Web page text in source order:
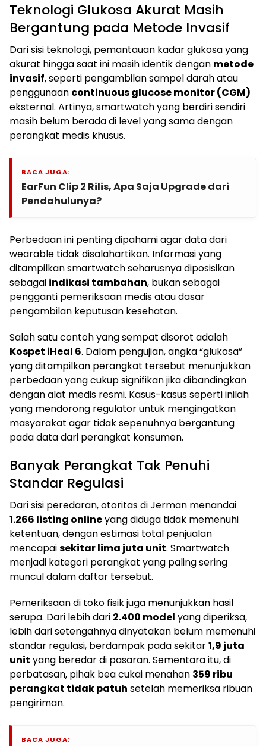
Teknologi Glukosa Akurat Masih
Bergantung pada Metode Invasif
Dari sisi teknologi, pemantauan kadar glukosa yang
akurat hingga saat ini masih identik dengan metode
invasif, seperti pengambilan sampel darah atau
penggunaan continuous glucose monitor (CGM)
eksternal. Artinya, smartwatch yang berdiri sendiri
masih belum berada di level yang sama dengan
perangkat medis khusus.
BACA JUGA:
EarFun Clip 2 Rilis, Apa Saja Upgrade dari
Pendahulunya?
Perbedaan ini penting dipahami agar data dari
wearable tidak disalahartikan. Informasi yang
ditampilkan smartwatch seharusnya diposisikan
sebagai indikasi tambahan, bukan sebagai
pengganti pemeriksaan medis atau dasar
pengambilan keputusan kesehatan.
Salah satu contoh yang sempat disorot adalah
Kospet iHeal 6. Dalam pengujian, angka “glukosa”
yang ditampilkan perangkat tersebut menunjukkan
perbedaan yang cukup signifikan jika dibandingkan
dengan alat medis resmi. Kasus-kasus seperti inilah
yang mendorong regulator untuk mengingatkan
masyarakat agar tidak sepenuhnya bergantung
pada data dari perangkat konsumen.
Banyak Perangkat Tak Penuhi
Standar Regulasi
Dari sisi peredaran, otoritas di Jerman menandai
1.266 listing onlineyang diduga tidak memenuhi
ketentuan, dengan estimasi total penjualan
mencapaisekitar lima juta unit. Smartwatch
menjadi kategori perangkat yang paling sering
muncul dalam daftar tersebut.
Pemeriksaan di toko fisik juga menunjukkan hasil
serupa. Dari lebih dari 2.400 model yang diperiksa,
lebih dari setengahnya dinyatakan belum memenuhi
standar regulasi, berdampak pada sekitar1,9 juta
unit yang beredar di pasaran. Sementara itu, di
perbatasan, pihak bea cukai menahan 359 ribu
perangkat tidak patuh setelah memeriksa ribuan
pengiriman.
BACA JUGA: